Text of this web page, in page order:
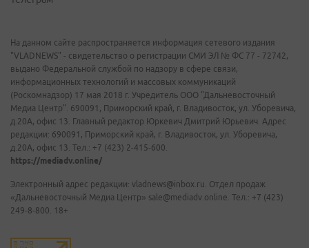
На данном сайте распространяется информация сетевого издания
"VLADNEWS" - свидетельство о регистрации СМИ ЭЛ № ФС 77 - 72742,
выдано Федеральной службой по надзору в сфере связи,
информационных технологий и массовых коммуникаций
(Роскомнадзор) 17 мая 2018 г. Учредитель ООО "Дальневосточный
Медиа Центр". 690091, Приморский край, г. Владивосток, ул. Уборевича,
д.20А, офис 13. Главный редактор Юркевич Дмитрий Юрьевич. Адрес
редакции: 690091, Приморский край, г. Владивосток, ул. Уборевича,
д.20А, офис 13. Тел.: +7 (423) 2-415-600.
https://mediadv.online/
Электронный адрес редакции: vladnews@inbox.ru. Отдел продаж
«Дальневосточный Медиа Центр» sale@mediadv.online. Тел.: +7 (423)
249-8-800. 18+